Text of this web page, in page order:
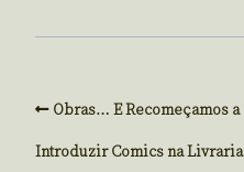
Obras… E Recomeçamos a
Introduzir Comics na Livraria